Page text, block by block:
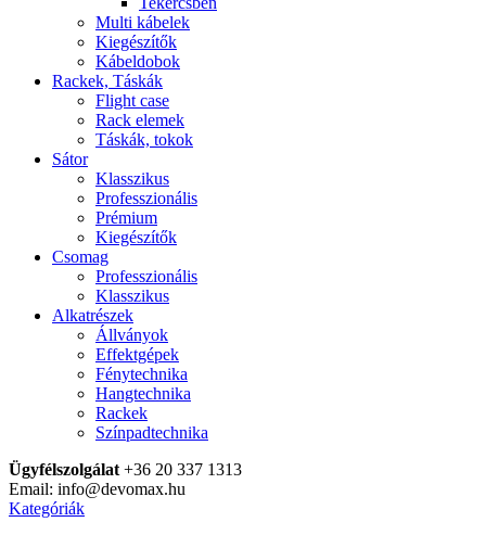
Multi kábelek
Kiegészítők
Kábeldobok
Rackek, Táskák
Flight case
Rack elemek
Táskák, tokok
Sátor
Klasszikus
Professzionális
Prémium
Kiegészítők
Csomag
Professzionális
Klasszikus
Alkatrészek
Állványok
Effektgépek
Fénytechnika
Hangtechnika
Rackek
Színpadtechnika
Ügyfélszolgálat +36 20 337 1313
Email: info@devomax.hu
Kategóriák